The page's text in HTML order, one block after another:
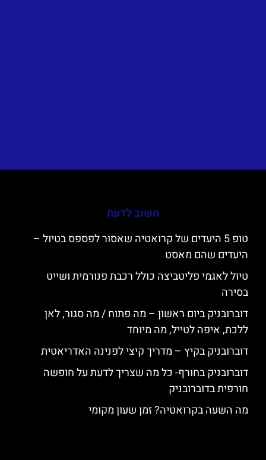
חשוב לדעת
טופ 5 היעדים של קרואטיה שאסור לפספס בטיול –
היעדים שהם מאסט
טיול לאגמי פליטביצה כולל רכבת פנורמית ושייט
בסירה
דוברובניק ביום ראשון – מה פתוח / מה סגור, לאן
ללכת, איפה לטייל, מה מיוחד
דוברובניק בקיץ – מדריך קיצי לפנינה האדריאטית
דוברובניק בחורף- כל מה שצריך לדעת על חופשה
חורפית בדוברובניק
מה השעה בקרואטיה? זמן שעון מקומי